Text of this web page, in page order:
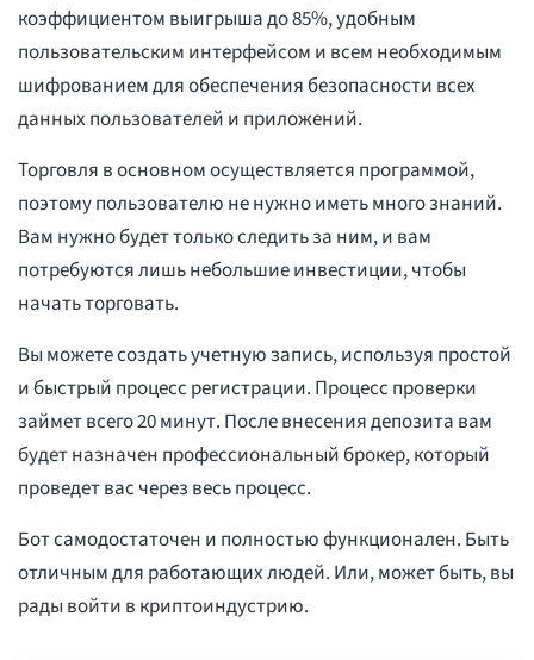
коэффициентом выигрыша до 85%, удобным
пользовательским интерфейсом и всем необходимым
шифрованием для обеспечения безопасности всех
данных пользователей и приложений.
Торговля в основном осуществляется программой,
поэтому пользователю не нужно иметь много знаний.
Вам нужно будет только следить за ним, и вам
потребуются лишь небольшие инвестиции, чтобы
начать торговать.
Вы можете создать учетную запись, используя простой
и быстрый процесс регистрации. Процесс проверки
займет всего 20 минут. После внесения депозита вам
будет назначен профессиональный брокер, который
проведет вас через весь процесс.
Бот самодостаточен и полностью функционален. Быть
отличным для работающих людей. Или, может быть, вы
рады войти в криптоиндустрию.